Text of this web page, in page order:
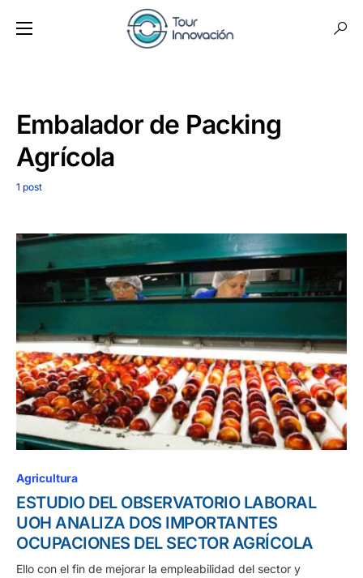
Embalador de Packing
Agrícola
1 post
Agricultura
ESTUDIO DEL OBSERVATORIO LABORAL
UOH ANALIZA DOS IMPORTANTES
OCUPACIONES DEL SECTOR AGRÍCOLA
Ello con el fin de mejorar la empleabilidad del sector y